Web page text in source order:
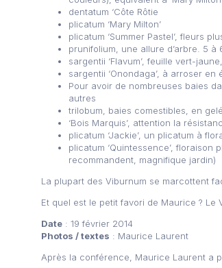
dentatum ‘Côte Rôtie
plicatum ‘Mary Milton’
plicatum ‘Summer Pastel’, fleurs
prunifolium, une allure d’arbre. 5
sargentii ‘Flavum’, feuille vert-
sargentii ‘Onondaga’, à arroser
Pour avoir de nombreuses baies
autres
trilobum, baies comestibles, en
‘Bois Marquis’, attention la
plicatum ‘Jackie’, un plicatum à
plicatum ‘Quintessence’,
recommandent, magnifique jardin)
La plupart des Viburnum se marcottent
Et quel est le petit favori de Maurice ? Le
Date : 19 février 2014
Photos / textes : Maurice Laurent
Après la conférence, Maurice Laurent a